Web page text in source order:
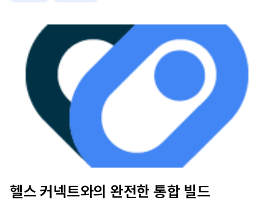
헬스 커넥트와의 완전한 통합 빌드